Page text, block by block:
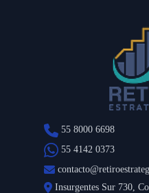
55 8000 6698
55 4142 0373
Insurgentes Sur 730,